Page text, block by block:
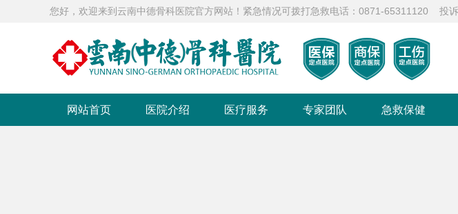
您好，欢迎来到云南中德骨科医院官方网站！紧急情况可拨打急救电话：0871-65311120 投
网站首页 医院介绍 医疗服务 专家团队 急救保健